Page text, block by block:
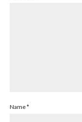
Name*